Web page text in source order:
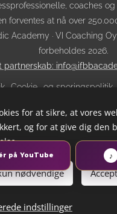
coaches og
forventes at nå over
Academy · VI Coaching
forbeholdes 2026.
partnerskab:
Cookie- og sporingspolitik
gennemsigtighed
Sprog
Eesti keel
for at sikre, at vores
og for at give dig den
nødvendige
indstillinger
på YouTube ♪